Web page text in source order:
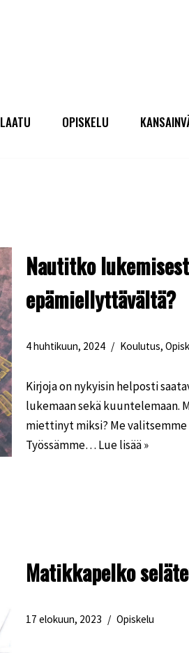
LAATU OPISKELU
Nautitko
epämiellyttävältä?
4 huhtikuun, 2024 Koulutus,
Kirjoja on nykyisin helposti
lukemaan sekä
miettinyt miksi? Me
Työssämme… Lue lisää »
Matikkapelko
17 elokuun, 2023 Opiskelu